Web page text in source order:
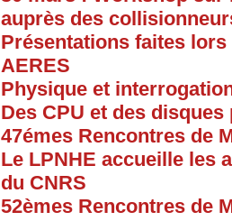
auprès des
Présentations faites
AERES
Physique et
Des CPU et des
47émes Rencontres de
Le LPNHE accueille les
du CNRS
52èmes Rencontres de